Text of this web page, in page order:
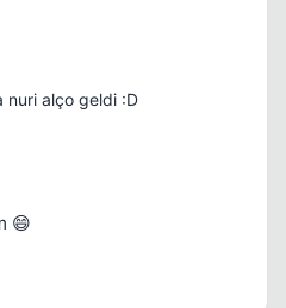
nuri alço geldi :D
😄